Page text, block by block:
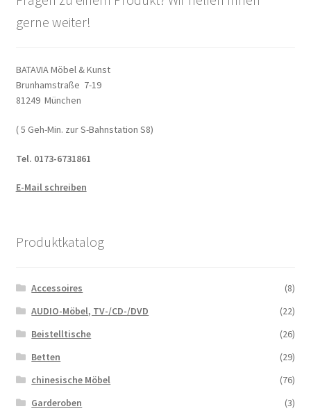
gerne weiter!
BATAVIA Möbel & Kunst
Brunhamstraße 7-19
81249 München
( 5 Geh-Min. zur S-Bahnstation S8)
Tel. 0173-6731861
E-Mail schreiben
Produktkatalog
Accessoires
(8)
AUDIO-Möbel, TV-/CD-/DVD
(22)
Beistelltische
(26)
Betten
(29)
chinesische Möbel
(76)
Garderoben
(3)